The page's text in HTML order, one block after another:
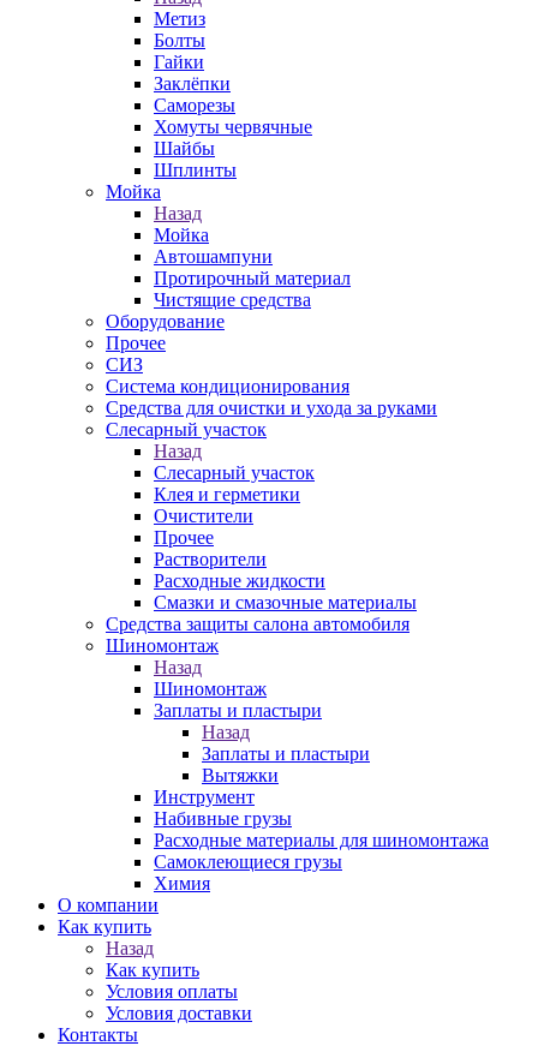
Метиз
Болты
Гайки
Заклёпки
Саморезы
Хомуты червячные
Шайбы
Шплинты
Мойка
Назад
Мойка
Автошампуни
Протирочный материал
Чистящие средства
Оборудование
Прочее
СИЗ
Система кондиционирования
Средства для очистки и ухода за руками
Слесарный участок
Назад
Слесарный участок
Клея и герметики
Очистители
Прочее
Растворители
Расходные жидкости
Смазки и смазочные материалы
Средства защиты салона автомобиля
Шиномонтаж
Назад
Шиномонтаж
Заплаты и пластыри
Назад
Заплаты и пластыри
Вытяжки
Инструмент
Набивные грузы
Расходные материалы для шиномонтажа
Самоклеющиеся грузы
Химия
О компании
Как купить
Назад
Как купить
Условия оплаты
Условия доставки
Контакты